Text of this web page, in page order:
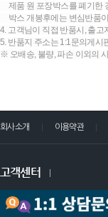
제품 원 포장박스를 폐기한
박스 개봉후에는 변심반품
4. 고객님이 직접 반품시, 출
5. 반품지 주소는 1:1문의게시
※ 오배송, 불량, 파손 이외의
회사소개 이용약관
고객센터